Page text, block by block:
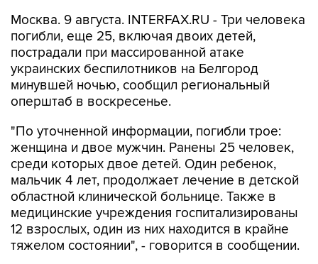
Москва. 9 августа. INTERFAX.RU - Три человека
погибли, еще 25, включая двоих детей,
пострадали при массированной атаке
украинских беспилотников на Белгород
минувшей ночью, сообщил региональный
оперштаб в воскресенье.
"По уточненной информации, погибли трое:
женщина и двое мужчин. Ранены 25 человек,
среди которых двое детей. Один ребенок,
мальчик 4 лет, продолжает лечение в детской
областной клинической больнице. Также в
медицинские учреждения госпитализированы
12 взрослых, один из них находится в крайне
тяжелом состоянии", - говорится в сообщении.